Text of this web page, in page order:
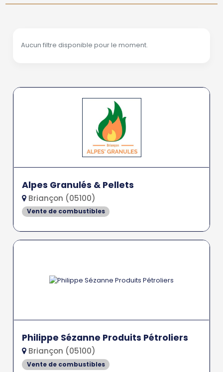
Aucun filtre disponible pour le moment.
Alpes Granulés & Pellets
Briançon (05100)
Vente de combustibles
Philippe Sézanne Produits Pétroliers
Briançon (05100)
Vente de combustibles